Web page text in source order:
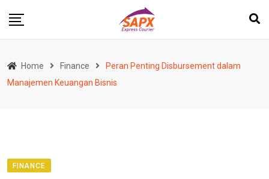
Home Finance
Peran Penting Disbursement dalam
Manajemen Keuangan Bisnis
FINANCE